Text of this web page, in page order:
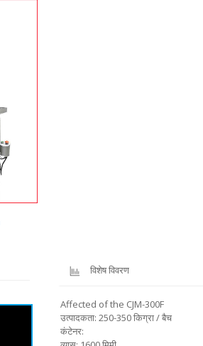
विशेष विवरण
Affected of the CJM-300F
उत्पादकता: 250-350 किग्रा / बैच
कंटेनर: